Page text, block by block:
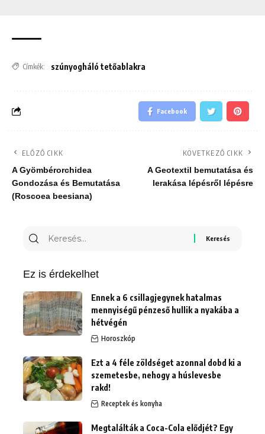
Címkék: szúnyogháló tetőablakra
Facebook
ELŐZŐ CIKK
A Gyömbérorchidea
Gondozása és Bemutatása
(Roscoea beesiana)
KÖVETKEZŐ CIKK
A Geotextil bemutatása és
lerakása lépésről lépésre
Keresés
Ez is érdekelhet
Ennek a 6 csillagjegynek hatalmas
mennyiségű pénzeső hullik a nyakába a
hétvégén
Horoszkóp
Ezt a 4 féle zöldséget azonnal dobd ki a
szemetesbe, nehogy a húslevesbe
rakd!
Receptek és konyha
Megtalálták a Coca-Cola elődjét? Egy